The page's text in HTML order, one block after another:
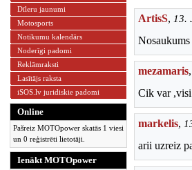
Dīleru jaunumi
Motosports
Notikumu kalendārs
Noderīgi padomi
Reklāmraksti
Lasītājs raksta
iSOS.lv juridiskie padomi
Online
Pašreiz MOTOpower skatās 1 viesi
un 0 reģistrēti lietotāji.
Ienākt MOTOpower
ArtisS, 13.
Nosaukums
mezamaris,
Cik var
markelis,
arii uzreiz